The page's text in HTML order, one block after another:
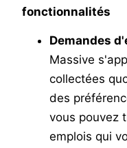
fonctionnalités
Demandes
Massive
collectées
des
vous pouvez
emplois qui